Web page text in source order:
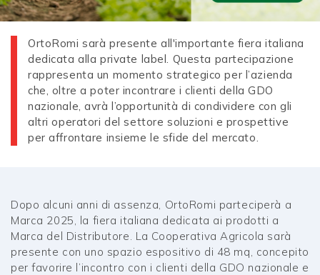
OrtoRomi sarà presente all'importante fiera italiana
dedicata alla private label. Questa partecipazione
rappresenta un momento strategico per l’azienda
che, oltre a poter incontrare i clienti della GDO
nazionale, avrà l’opportunità di condividere con gli
altri operatori del settore soluzioni e prospettive
per affrontare insieme le sfide del mercato.
Dopo alcuni anni di assenza, OrtoRomi parteciperà a
Marca 2025, la fiera italiana dedicata ai prodotti a
Marca del Distributore. La Cooperativa Agricola sarà
presente con uno spazio espositivo di 48 mq, concepito
per favorire l’incontro con i clienti della GDO nazionale e